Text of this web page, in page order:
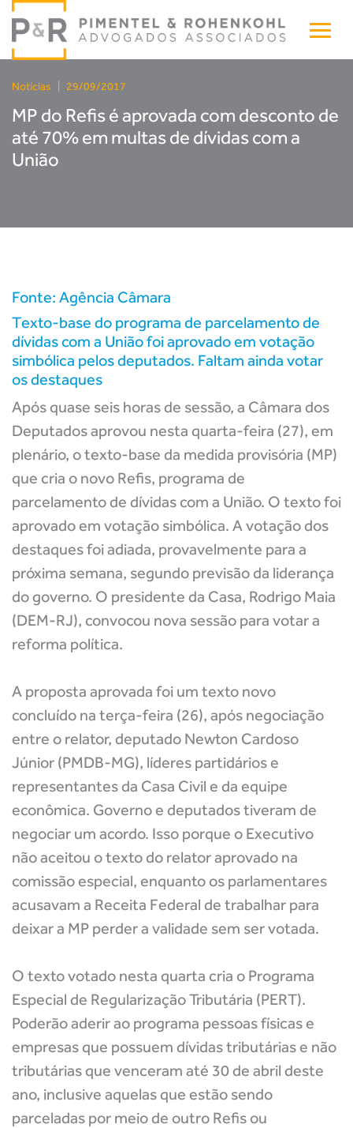
Notícias 29/09/2017
MP do Refis é aprovada com desconto de
até 70% em multas de dívidas com a
União
Fonte: Agência Câmara
Texto-base do programa de parcelamento de
dívidas com a União foi aprovado em votação
simbólica pelos deputados. Faltam ainda votar
os destaques
Após quase seis horas de sessão, a Câmara dos
Deputados aprovou nesta quarta-feira (27), em
plenário, o texto-base da medida provisória (MP)
que cria o novo Refis, programa de
parcelamento de dívidas com a União. O texto foi
aprovado em votação simbólica. A votação dos
destaques foi adiada, provavelmente para a
próxima semana, segundo previsão da liderança
do governo. O presidente da Casa, Rodrigo Maia
(DEM-RJ), convocou nova sessão para votar a
reforma política.
A proposta aprovada foi um texto novo
concluído na terça-feira (26), após negociação
entre o relator, deputado Newton Cardoso
Júnior (PMDB-MG), líderes partidários e
representantes da Casa Civil e da equipe
econômica. Governo e deputados tiveram de
negociar um acordo. Isso porque o Executivo
não aceitou o texto do relator aprovado na
comissão especial, enquanto os parlamentares
acusavam a Receita Federal de trabalhar para
deixar a MP perder a validade sem ser votada.
O texto votado nesta quarta cria o Programa
Especial de Regularização Tributária (PERT).
Poderão aderir ao programa pessoas físicas e
empresas que possuem dívidas tributárias e não
tributárias que venceram até 30 de abril deste
ano, inclusive aquelas que estão sendo
parceladas por meio de outro Refis ou